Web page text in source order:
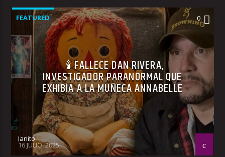
FEATURED 0
🕯 FALLECE DAN RIVERA,
INVESTIGADOR PARANORMAL QUE
EXHIBÍA A LA MUÑECA ANNABELLE
Janito
16 JULIO, 2025